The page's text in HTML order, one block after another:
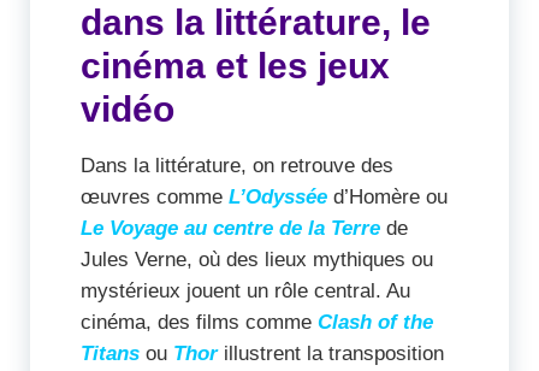
dans la littérature, le
cinéma et les jeux
vidéo
Dans la littérature, on retrouve des
œuvres comme L’Odyssée d’Homère ou
Le Voyage au centre de la Terre de
Jules Verne, où des lieux mythiques ou
mystérieux jouent un rôle central. Au
cinéma, des films comme Clash of the
Titans ou Thorillustrent la transposition